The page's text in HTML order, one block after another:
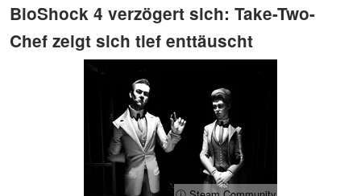
BioShock 4 verzögert sich: Take-Two-
Chef zeigt sich tief enttäuscht